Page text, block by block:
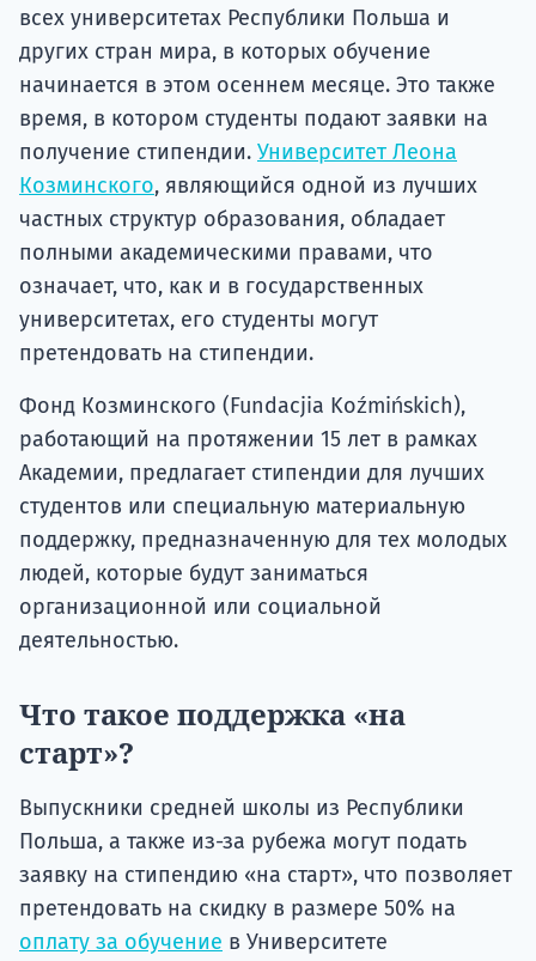
всех университетах Республики Польша и
других стран мира, в которых обучение
начинается в этом осеннем месяце. Это также
время, в котором студенты подают заявки на
получение стипендии. Университет Леона
Козминского, являющийся одной из лучших
частных структур образования, обладает
полными академическими правами, что
означает, что, как и в государственных
университетах, его студенты могут
претендовать на стипендии.
Фонд Козминского (Fundacjia Koźmińskich),
работающий на протяжении 15 лет в рамках
Академии, предлагает стипендии для лучших
студентов или специальную материальную
поддержку, предназначенную для тех молодых
людей, которые будут заниматься
организационной или социальной
деятельностью.
Что такое поддержка «на
старт»?
Выпускники средней школы из Республики
Польша, а также из-за рубежа могут подать
заявку на стипендию «на старт», что позволяет
претендовать на скидку в размере 50% на
оплату за обучение в Университете